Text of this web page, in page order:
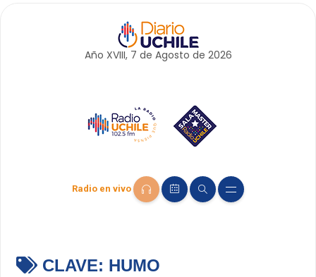
Año XVIII, 7 de Agosto de 2026
Radio en vivo
CLAVE: HUMO